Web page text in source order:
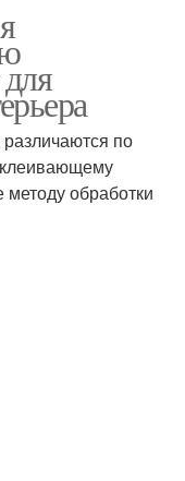
по
методу обработки